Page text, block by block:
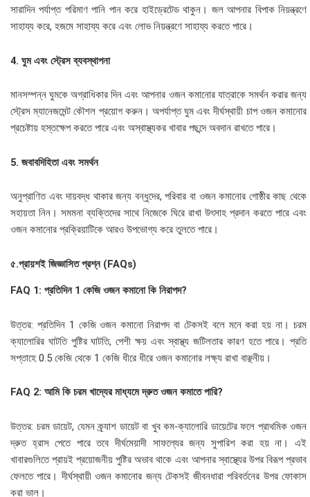
সারাদিন পর্যাপ্ত পরিমাণ পানি পান করে হাইড্রেটেড থাকুন। জল আপনার বিপাক নিয়ন্ত্রণে
সাহায্য করে, হজমে সাহায্য করে এবং লোভ নিয়ন্ত্রণে সাহায্য করতে পারে।
4. ঘুম এবং স্ট্রেস ব্যবস্থাপনা
মানসম্পন্ন ঘুমকে অগ্রাধিকার দিন এবং আপনার ওজন কমানোর যাত্রাকে সমর্থন করার জন্য
স্ট্রেস ম্যানেজমেন্ট কৌশল প্রয়োগ করুন। অপর্যাপ্ত ঘুম এবং দীর্ঘস্থায়ী চাপ ওজন কমানোর
প্রচেষ্টায় হস্তক্ষেপ করতে পারে এবং অস্বাস্থ্যকর খাবার পছন্দে অবদান রাখতে পারে।
5. জবাবদিহিতা এবং সমর্থন
অনুপ্রাণিত এবং দায়বদ্ধ থাকার জন্য বন্ধুদের, পরিবার বা ওজন কমানোর গোষ্ঠীর কাছ থেকে
সহায়তা নিন। সমমনা ব্যক্তিদের সাথে নিজেকে ঘিরে রাখা উৎসাহ প্রদান করতে পারে এবং
ওজন কমানোর প্রক্রিয়াটিকে আরও উপভোগ্য করে তুলতে পারে।
৫.প্রায়শই জিজ্ঞাসিত প্রশ্ন (FAQs)
FAQ 1: প্রতিদিন 1 কেজি ওজন কমানো কি নিরাপদ?
উত্তর: প্রতিদিন 1 কেজি ওজন কমানো নিরাপদ বা টেকসই বলে মনে করা হয় না। চরম
ক্যালোরির ঘাটতি পুষ্টির ঘাটতি, পেশী ক্ষয় এবং স্বাস্থ্য জটিলতার কারণ হতে পারে। প্রতি
সপ্তাহে 0.5 কেজি থেকে 1 কেজি ধীরে ধীরে ওজন কমানোর লক্ষ্য রাখা বাঞ্ছনীয়।
FAQ 2: আমি কি চরম খাদ্যের মাধ্যমে দ্রুত ওজন কমাতে পারি?
উত্তর: চরম ডায়েট, যেমন ক্র্যাশ ডায়েট বা খুব কম-ক্যালোরি ডায়েটের ফলে প্রাথমিক ওজন
দ্রুত হ্রাস পেতে পারে তবে দীর্ঘমেয়াদী সাফল্যের জন্য সুপারিশ করা হয় না। এই
খাবারগুলিতে প্রায়ই প্রয়োজনীয় পুষ্টির অভাব থাকে এবং আপনার স্বাস্থ্যের উপর বিরূপ প্রভাব
ফেলতে পারে। দীর্ঘস্থায়ী ওজন কমানোর জন্য টেকসই জীবনধারা পরিবর্তনের উপর ফোকাস
করা ভাল।